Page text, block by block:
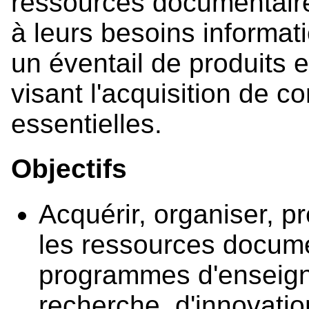
à leurs besoins
un éventail de produits
visant l'acquisition de
essentielles.
Objectifs
Acquérir, organiser,
les ressources
programmes